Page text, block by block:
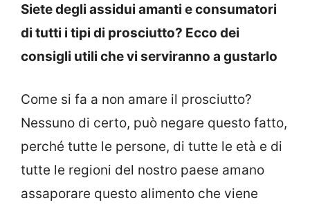
Siete degli assidui amanti e consumatori
di tutti i tipi di prosciutto? Ecco dei
consigli utili che vi serviranno a gustarlo
Come si fa a non amare il prosciutto?
Nessuno di certo, può negare questo fatto,
perché tutte le persone, di tutte le età e di
tutte le regioni del nostro paese amano
assaporare questo alimento che viene